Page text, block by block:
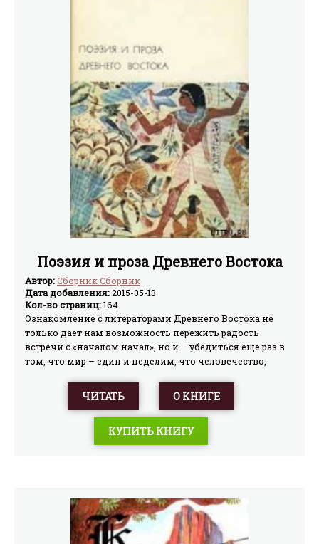
Поэзия и проза Древнего Востока
Автор:Сборник Сборник
Дата добавления:2015-05-13
Кол-во страниц:164
Ознакомление с литераторами Древнего Востока не
только дает нам возможность пережить радость
встречи с «началом начал», но и – убедиться еще раз в
том, что мир – един и неделим, что человечество,
возложенных на него историей задач, – едино и вечно.
Это и обеспечивает бессмертие нестареющему в веках
гуманистическому художественному слову Древнего
Востока. Общая редакция и вступительная статья
И.Брагинского. Перевод Анны Ахматовой, Веры
ЧИТАТЬ О КНИГЕ
КУПИТЬ КНИГУ